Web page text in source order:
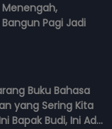
Menengah,
Pagi Jadi
Buku Bahasa
yang Sering Kita
Bapak Budi, Ini Adik